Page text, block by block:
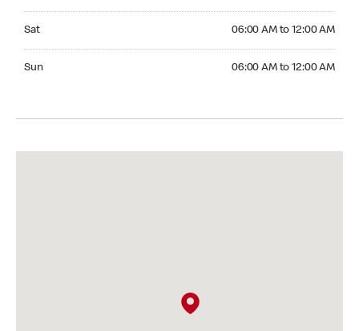
Sat 06:00 AM to 12:00 AM
Sun 06:00 AM to 12:00 AM